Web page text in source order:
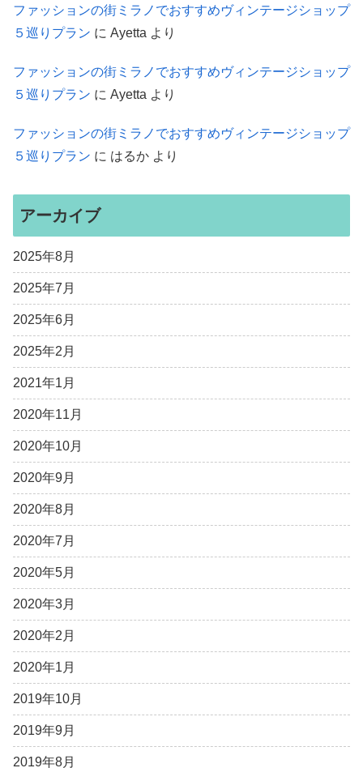
ファッションの街ミラノでおすすめヴィンテージショップ
５巡りプラン に Ayetta より
ファッションの街ミラノでおすすめヴィンテージショップ
５巡りプラン に Ayetta より
ファッションの街ミラノでおすすめヴィンテージショップ
５巡りプラン に はるか より
アーカイブ
2025年8月
2025年7月
2025年6月
2025年2月
2021年1月
2020年11月
2020年10月
2020年9月
2020年8月
2020年7月
2020年5月
2020年3月
2020年2月
2020年1月
2019年10月
2019年9月
2019年8月